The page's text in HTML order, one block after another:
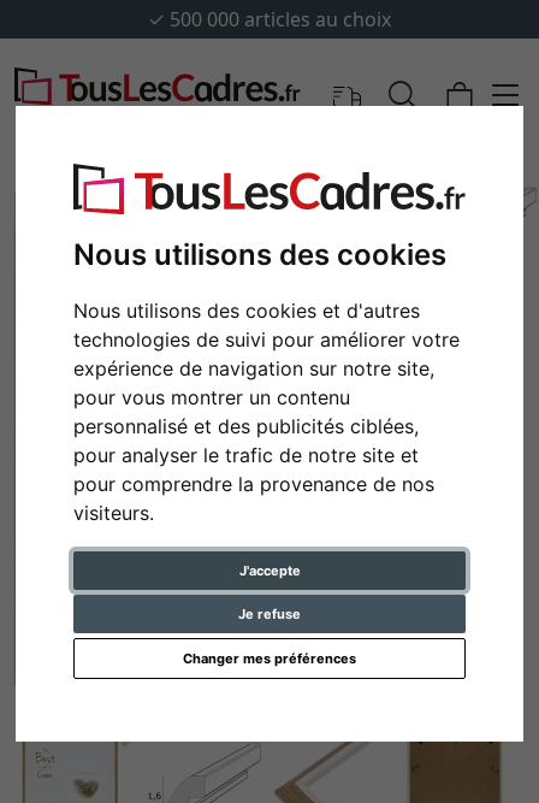
Nous utilisons des cookies
Nous utilisons des cookies et d'autres
technologies de suivi pour améliorer votre
expérience de navigation sur notre site,
pour vous montrer un contenu
personnalisé et des publicités ciblées,
pour analyser le trafic de notre site et
pour comprendre la provenance de nos
visiteurs.
J'accepte
Je refuse
Changer mes préférences
500 000 articles au choix
Retour